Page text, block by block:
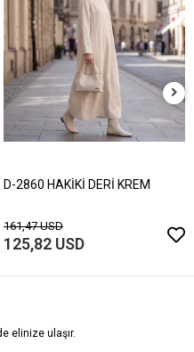
D-2860 HAKİKİ DERİ KREM
161,47 USD
125,82 USD
elinize ulaşır.